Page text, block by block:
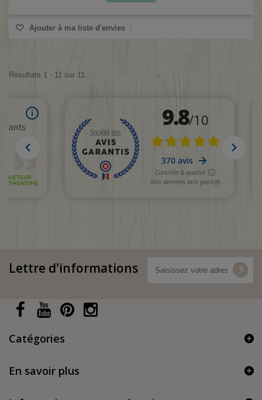
(1 avis)
Ajouter à ma liste d'envies
Résultats 1 - 11 sur 11.
Lettre d'informations
Catégories
En savoir plus